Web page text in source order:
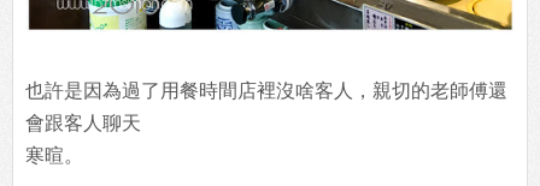
也許是因為過了用餐時間店裡沒啥客人，親切的老師傅還
會跟客人聊天
寒暄。